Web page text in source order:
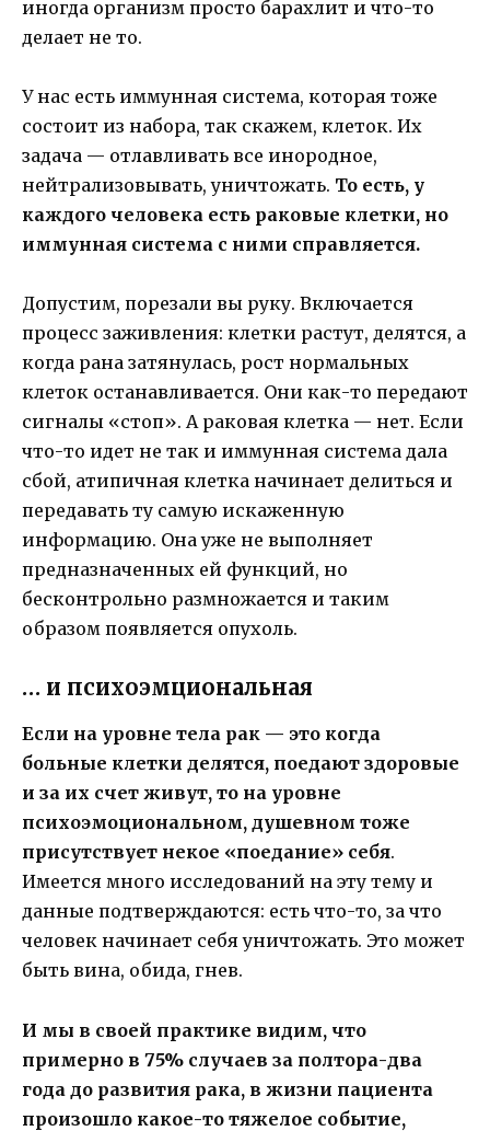
иногда организм просто барахлит и что-то
делает не то.
У нас есть иммунная система, которая тоже
состоит из набора, так скажем, клеток. Их
задача — отлавливать все инородное,
нейтрализовывать, уничтожать. То есть, у
каждого человека есть раковые клетки, но
иммунная система с ними справляется.
Допустим, порезали вы руку. Включается
процесс заживления: клетки растут, делятся, а
когда рана затянулась, рост нормальных
клеток останавливается. Они как-то передают
сигналы «стоп». А раковая клетка — нет. Если
что-то идет не так и иммунная система дала
сбой, атипичная клетка начинает делиться и
передавать ту самую искаженную
информацию. Она уже не выполняет
предназначенных ей функций, но
бесконтрольно размножается и таким
образом появляется опухоль.
… и психоэмциональная
Если на уровне тела рак — это когда
больные клетки делятся, поедают здоровые
и за их счет живут, то на уровне
психоэмоциональном, душевном тоже
присутствует некое «поедание» себя.
Имеется много исследований на эту тему и
данные подтверждаются: есть что-то, за что
человек начинает себя уничтожать. Это может
быть вина, обида, гнев.
И мы в своей практике видим, что
примерно в 75% случаев за полтора-два
года до развития рака, в жизни пациента
произошло какое-то тяжелое событие,